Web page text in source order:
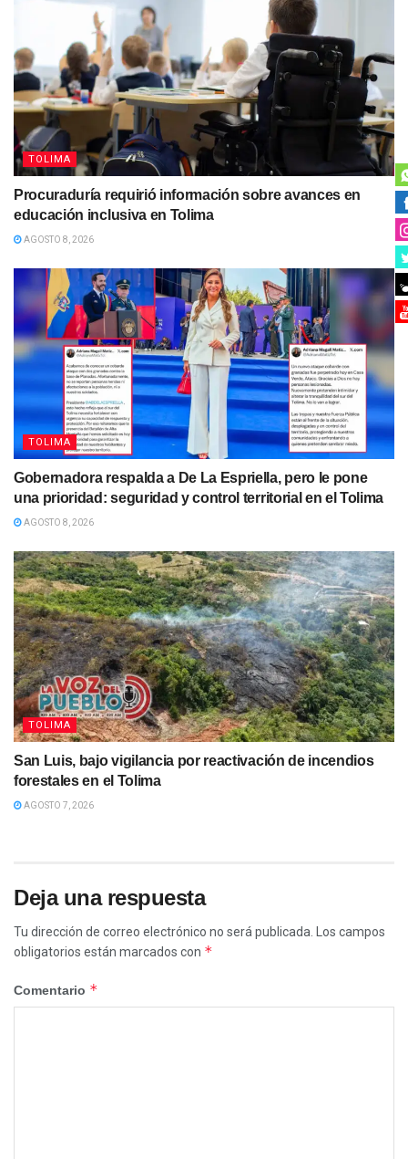
TOLIMA
Procuraduría requirió información sobre avances en
educación inclusiva en Tolima
AGOSTO 8, 2026
TOLIMA
Gobernadora respalda a De La Espriella, pero le pone
una prioridad: seguridad y control territorial en el Tolima
AGOSTO 8, 2026
TOLIMA
San Luis, bajo vigilancia por reactivación de incendios
forestales en el Tolima
AGOSTO 7, 2026
Deja una respuesta
Tu dirección de correo electrónico no será publicada.
Los campos
obligatorios están marcados con *
Comentario *